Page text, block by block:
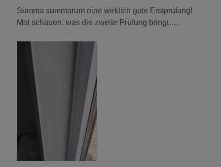
Summa summarum eine wirklich gute Erstprüfung!
Mal schauen, was die zweite Prüfung bringt….